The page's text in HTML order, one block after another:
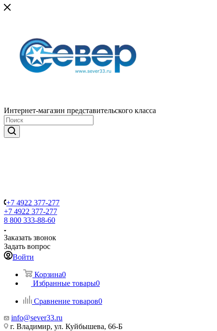
Интернет-магазин представительского класса
+7 4922 377-277
+7 4922 377-277
8 800 333-88-60
Заказать звонок
Задать вопрос
Войти
Корзина0
Избранные товары0
Сравнение товаров0
info@sever33.ru
г. Владимир, ул. Куйбышева, 66-Б